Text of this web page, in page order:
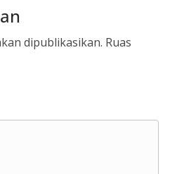
dipublikasikan. Ruas